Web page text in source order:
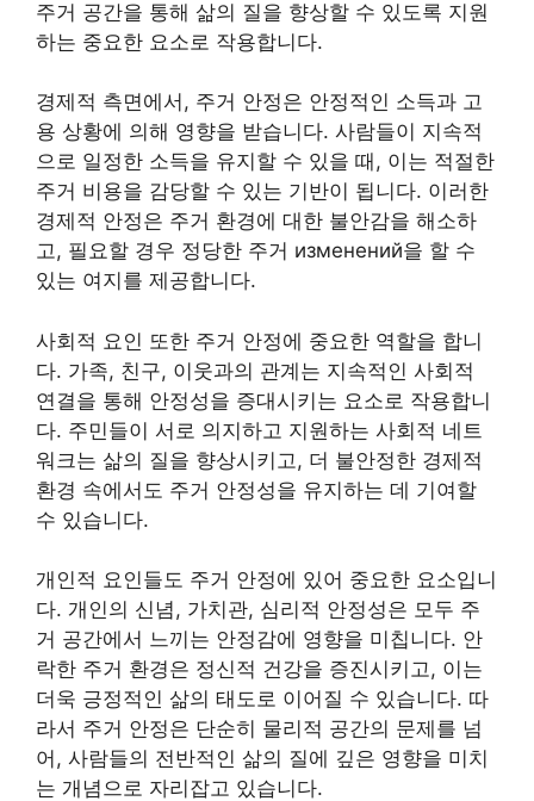
주거 공간을 통해 삶의 질을 향상할 수 있도록 지원
하는 중요한 요소로 작용합니다.
경제적 측면에서, 주거 안정은 안정적인 소득과 고
용 상황에 의해 영향을 받습니다. 사람들이 지속적
으로 일정한 소득을 유지할 수 있을 때, 이는 적절한
주거 비용을 감당할 수 있는 기반이 됩니다. 이러한
경제적 안정은 주거 환경에 대한 불안감을 해소하
고, 필요할 경우 정당한 주거 изменений을 할 수
있는 여지를 제공합니다.
사회적 요인 또한 주거 안정에 중요한 역할을 합니
다. 가족, 친구, 이웃과의 관계는 지속적인 사회적
연결을 통해 안정성을 증대시키는 요소로 작용합니
다. 주민들이 서로 의지하고 지원하는 사회적 네트
워크는 삶의 질을 향상시키고, 더 불안정한 경제적
환경 속에서도 주거 안정성을 유지하는 데 기여할
수 있습니다.
개인적 요인들도 주거 안정에 있어 중요한 요소입니
다. 개인의 신념, 가치관, 심리적 안정성은 모두 주
거 공간에서 느끼는 안정감에 영향을 미칩니다. 안
락한 주거 환경은 정신적 건강을 증진시키고, 이는
더욱 긍정적인 삶의 태도로 이어질 수 있습니다. 따
라서 주거 안정은 단순히 물리적 공간의 문제를 넘
어, 사람들의 전반적인 삶의 질에 깊은 영향을 미치
는 개념으로 자리잡고 있습니다.